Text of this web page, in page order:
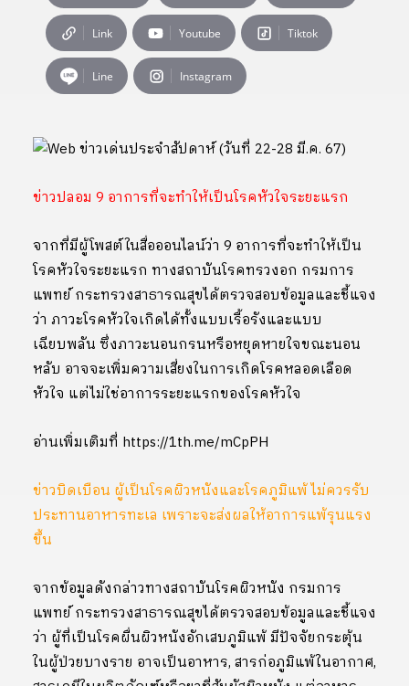
Link Youtube Tiktok
Line Instagram
ข่าวปลอม 9 อาการที่จะทำให้เป็นโรคหัวใจระยะแรก
จากที่มีผู้โพสต์ในสื่อออนไลน์ว่า 9 อาการที่จะทำให้เป็น
โรคหัวใจระยะแรก ทางสถาบันโรคทรวงอก กรมการ
แพทย์ กระทรวงสาธารณสุขได้ตรวจสอบข้อมูลและชี้แจง
ว่า ภาวะโรคหัวใจเกิดได้ทั้งแบบเรื้อรังและแบบ
เฉียบพลัน ซึ่งภาวะนอนกรนหรือหยุดหายใจขณะนอน
หลับ อาจจะเพิ่มความเสี่ยงในการเกิดโรคหลอดเลือด
หัวใจ แต่ไม่ใช่อาการระยะแรกของโรคหัวใจ
อ่านเพิ่มเติมที่ https://1th.me/mCpPH
ข่าวบิดเบือน ผู้เป็นโรคผิวหนัง​และโรคภูมิแพ้ ไม่ควรรับ
ประทานอาหารทะเล เพราะจะส่งผลให้อาการแพ้รุนแรง
ขึ้น
จากข้อมูลดังกล่าวทางสถาบันโรคผิวหนัง กรมการ
แพทย์ กระทรวงสาธารณสุขได้ตรวจสอบข้อมูลและชี้แจง
ว่า ผู้ที่เป็นโรคผื่นผิวหนังอักเสบภูมิแพ้ มีปัจจัยกระตุ้น
ในผู้ป่วยบางราย อาจเป็นอาหาร, สารก่อภูมิแพ้ในอากาศ,